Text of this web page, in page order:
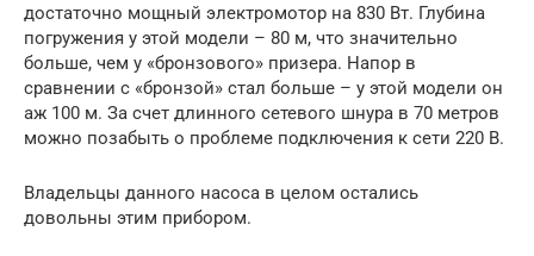
достаточно мощный электромотор на 830 Вт. Глубина
погружения у этой модели – 80 м, что значительно
больше, чем у «бронзового» призера. Напор в
сравнении с «бронзой» стал больше – у этой модели он
аж 100 м. За счет длинного сетевого шнура в 70 метров
можно позабыть о проблеме подключения к сети 220 В.
Владельцы данного насоса в целом остались
довольны этим прибором.